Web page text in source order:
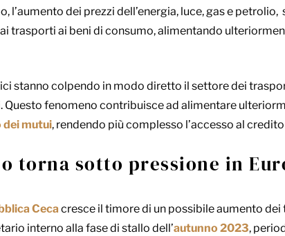
l’aumento dei prezzi dell’energia, luce, gas e
trasporti ai beni di consumo, alimentando
stanno colpendo in modo diretto il settore dei
Questo fenomeno contribuisce ad alimentare
dei mutui, rendendo più complesso l’accesso al
torna sotto pressione in
Ceca cresce il timore di un possibile aumento
interno alla fase di stallo dell’autunno 2023,